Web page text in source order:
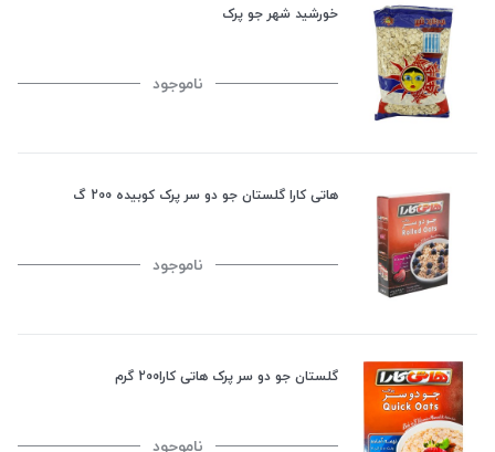
خورشید شهر جو پرک
ناموجود
هاتی کارا گلستان جو دو سر پرک کوبیده 200 گ
ناموجود
گلستان جو دو سر پرک هاتی کارا200 گرم
ناموجود